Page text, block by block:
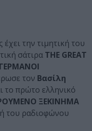
την τιμητική του
σάτιρα THE GREAT
τον Βασίλη
το πρώτο ελληνικό
ΞΕΚΙΝΗΜΑ
του ραδιοφώνου